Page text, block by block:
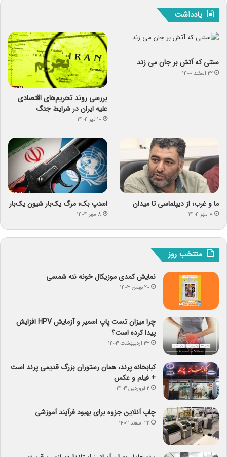
یادداشت
سنتی که آتش بر جان می زند
۲۲ اسفند ۱۴۰۰
بررسی روند تحریم‌های اقتصادی
علیه ایران در شرایط جنگ
۱۰ تیر ۱۴۰۴
ما و غرب؛ از دیپلماسی تا میدان
۸ مهر ۱۴۰۴
اسنپ ‌بک؛ مرگ یک‌بار شیون یک‌بار
۸ مهر ۱۴۰۴
منتخب روز
نمایش کمدی موزیکال خونه ننه شمسی
۲۰ بهمن ۱۴۰۳
چرا میزان تست پاپ اسمیر و آزمایش HPV افزایش
پیدا کرده است؟
۲۳ اردیبهشت ۱۴۰۳
کبابخانه پرند، همان رستوران بزرگ قدیمی پرند است
+ فیلم و عکس
۲ فروردین ۱۴۰۳
چاپ آنلاین جزوه برای بهبود فرآیند آموزشی
۲۲ اسفند ۱۴۰۲